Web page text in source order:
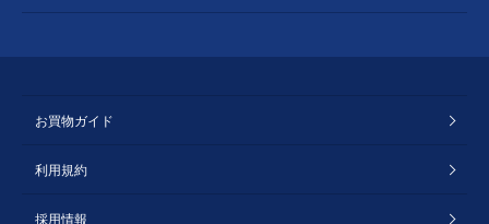
お買物ガイド
利用規約
採用情報